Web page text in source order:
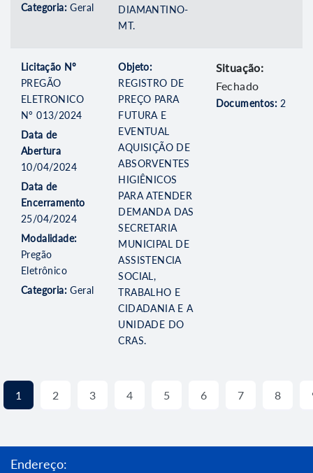
Categoria:Geral
DIAMANTINO-
MT.
Licitação Nº
PREGÃO
ELETRONICO
Nº 013/2024
Data de
Abertura
10/04/2024
Data de
Encerramento
25/04/2024
Modalidade:
Pregão
Eletrônico
Categoria:Geral
Objeto:
REGISTRO DE
PREÇO PARA
FUTURA E
EVENTUAL
AQUISIÇÃO DE
ABSORVENTES
HIGIÊNICOS
PARA ATENDER
DEMANDA DAS
SECRETARIA
MUNICIPAL DE
ASSISTENCIA
SOCIAL,
TRABALHO E
CIDADANIA E A
UNIDADE DO
CRAS.
Situação:
Fechado
Documentos: 2
1 2 3 4 5 6 7 8
Endereço: